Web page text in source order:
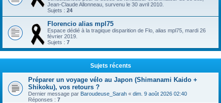
Jean-Claude Allonneau, survenu le 30 avril 2010.
Sujets : 24
Florencio alias mpl75
Espace dédié à la tragique disparition de Flo, alias mpl75, mardi 26
février 2019.
Sujets : 7
Sujets récents
Préparer un voyage vélo au Japon (Shimanami Kaido +
Shikoku), vos retours ?
Dernier message par Baroudeuse_Sarah « dim. 9 août 2026 02:40
Réponses : 7